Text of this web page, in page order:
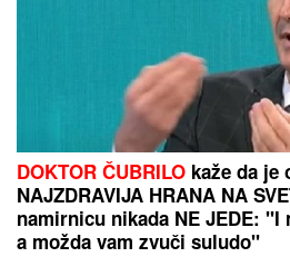
DOKTOR ČUBRILO kaže da je
NAJZDRAVIJA HRANA NA
namirnicu nikada NE JEDE: "I
a možda vam zvuči suludo"